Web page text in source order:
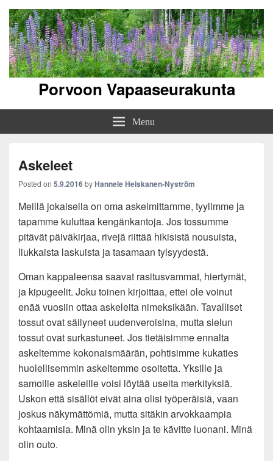
Porvoon Vapaaseurakunta
Menu
Askeleet
Posted on 5.9.2016byHannele Heiskanen-Nyström
Meillä jokaisella on oma askelmittamme, tyylimme ja
tapamme kuluttaa kengänkantoja. Jos tossumme
pitävät päiväkirjaa, rivejä riittää hikisistä nousuista,
liukkaista laskuista ja tasamaan tylsyydestä.
Oman kappaleensa saavat rasitusvammat, hiertymät,
ja kipugeelit. Joku toinen kirjoittaa, ettei ole voinut
enää vuosiin ottaa askeleita nimeksikään. Tavalliset
tossut ovat säilyneet uudenveroisina, mutta sielun
tossut ovat surkastuneet. Jos tietäisimme ennalta
askeltemme kokonaismäärän, pohtisimme kukaties
huolellisemmin askeltemme osoitetta. Yksille ja
samoille askeleille voisi löytää useita merkityksiä.
Uskon että sisällöt eivät aina olisi työperäisiä, vaan
joskus näkymättömiä, mutta sitäkin arvokkaampia
kohtaamisia. Minä olin yksin ja te kävitte luonani. Minä
olin outo.